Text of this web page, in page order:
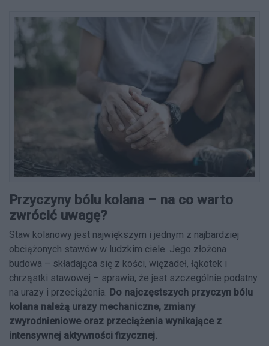
Przyczyny bólu kolana – na co warto
zwrócić uwagę?
Staw kolanowy jest największym i jednym z najbardziej
obciążonych stawów w ludzkim ciele. Jego złożona
budowa – składająca się z kości, więzadeł, łąkotek i
chrząstki stawowej – sprawia, że jest szczególnie podatny
na urazy i przeciążenia.
Do najczęstszych przyczyn bólu
kolana należą urazy mechaniczne, zmiany
zwyrodnieniowe oraz przeciążenia wynikające z
intensywnej aktywności fizycznej.